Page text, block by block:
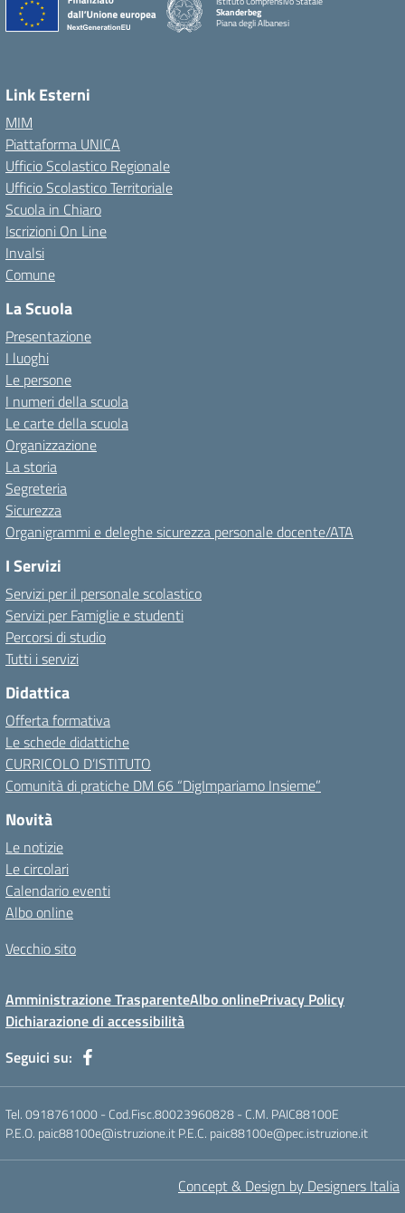
Skanderbeg
Piana degli Albanesi
Link Esterni
MIM
Piattaforma UNICA
Ufficio Scolastico Regionale
Ufficio Scolastico Territoriale
Scuola in Chiaro
Iscrizioni On Line
Invalsi
Comune
La Scuola
Presentazione
I luoghi
Le persone
I numeri della scuola
Le carte della scuola
Organizzazione
La storia
Segreteria
Sicurezza
Organigrammi e deleghe sicurezza personale docente/ATA
I Servizi
Servizi per il personale scolastico
Servizi per Famiglie e studenti
Percorsi di studio
Tutti i servizi
Didattica
Offerta formativa
Le schede didattiche
CURRICOLO D’ISTITUTO
Comunità di pratiche DM 66 “DigImpariamo Insieme”
Novità
Le notizie
Le circolari
Calendario eventi
Albo online
Vecchio sito
Amministrazione TrasparenteAlbo onlinePrivacy Policy
Dichiarazione di accessibilità
Seguici su:
Tel. 0918761000 - Cod.Fisc.80023960828 - C.M. PAIC88100E
P.E.O. paic88100e@istruzione.it P.E.C. paic88100e@pec.istruzione.it
Concept & Design by Designers Italia